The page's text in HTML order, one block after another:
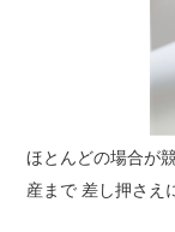
ほとんどの場合が
産まで 差し押さえ